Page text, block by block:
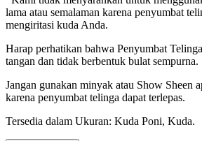
lama atau semalaman karena penyumbat
mengiritasi kuda Anda.
Harap perhatikan bahwa Penyumbat
tangan dan tidak berbentuk bulat sempurna.
Jangan gunakan minyak atau Show Sheen
karena penyumbat telinga dapat terlepas.
Tersedia dalam Ukuran: Kuda Poni, Kuda.